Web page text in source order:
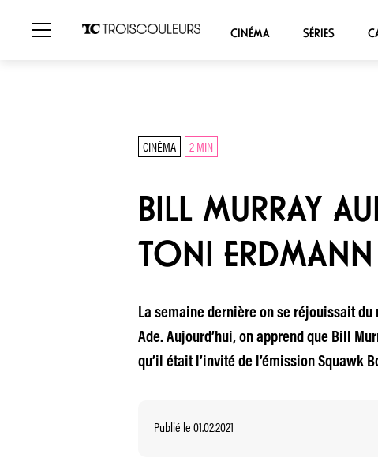
CINÉMA SÉRIES
CINÉMA 2 MIN
BILL MURRAY
TONI
La semaine dernière on se réjouissait du
Ade. Aujourd’hui, on apprend que Bill
qu’il était l’invité de l’émission Squawk
Publié le 01.02.2021